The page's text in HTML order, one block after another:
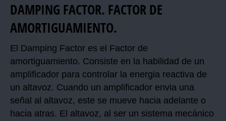
DAMPING FACTOR. FACTOR DE
AMORTIGUAMIENTO.
El Damping Factor es el Factor de
amortiguamiento. Consiste en la habilidad de un
amplificador para controlar la energia reactiva de
un altavoz. Cuando un amplificador envia una
señal al altavoz, este se mueve hacia adelante o
hacia atras. El altavoz, al ser un sistema mecánico